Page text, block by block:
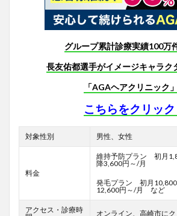
グループ累計診療実績100万
長友佑都選手がイメージキャラク
「AGAヘアクリニック
こちらをクリック
対象性別 男性、女性
料金
維持予防プラン 初月
降3,600円～/月
発毛プラン 初月
12,600円～/月 など
アクセス・診療時
オンライン、高崎市に